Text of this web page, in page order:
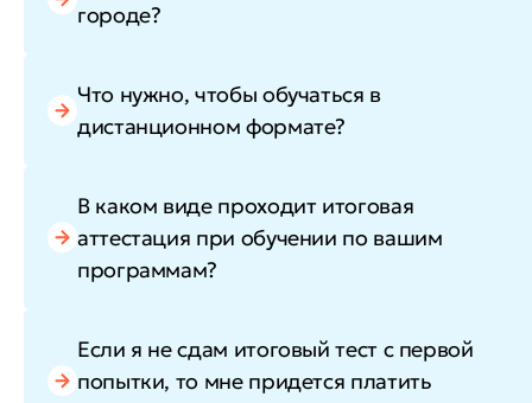
городе?
Что нужно, чтобы обучаться в
дистанционном формате?
В каком виде проходит итоговая
аттестация при обучении по вашим
программам?
Если я не сдам итоговый тест с первой
попытки, то мне придется платить